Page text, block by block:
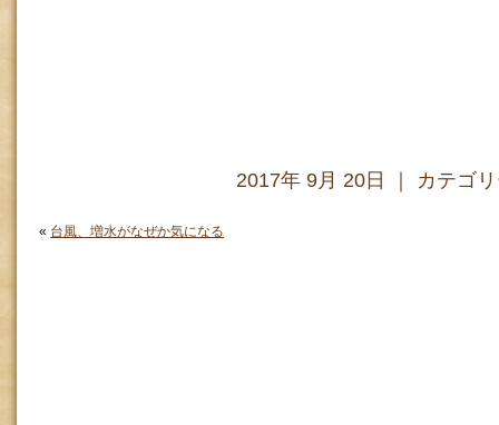
2017年 9月 20日 ｜ カテゴ
« 台風、増水がなぜか気になる